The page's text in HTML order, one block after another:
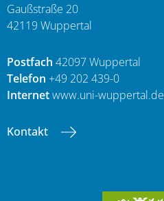
Gaußstraße 20
42119 Wuppertal
Postfach 42097 Wuppertal
Telefon +49 202 439-0
Internetwww.uni-wuppertal.de
Kontakt